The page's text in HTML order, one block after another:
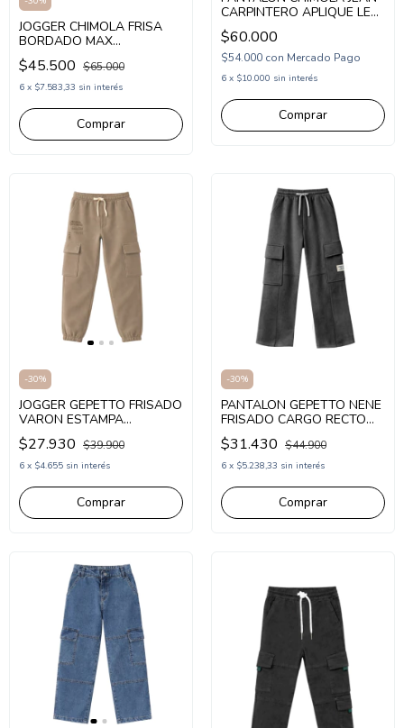
JOGGER CHIMOLA FRISA
BORDADO MAX
(CH26PAT42)
$45.500 $65.000
6 x $7.583,33 sin interés
Comprar
CARPINTERO APLIQUE LEO
(CH26PAT41)
$60.000
$54.000 con Mercado Pago
6 x $10.000 sin interés
Comprar
-30%
JOGGER GEPETTO FRISADO
VARON ESTAMPA
ORIGINAL (GT297344)
$27.930 $39.900
6 x $4.655 sin interés
Comprar
-30%
PANTALON GEPETTO NENE
FRISADO CARGO RECTO
(GT297342)
$31.430 $44.900
6 x $5.238,33 sin interés
Comprar